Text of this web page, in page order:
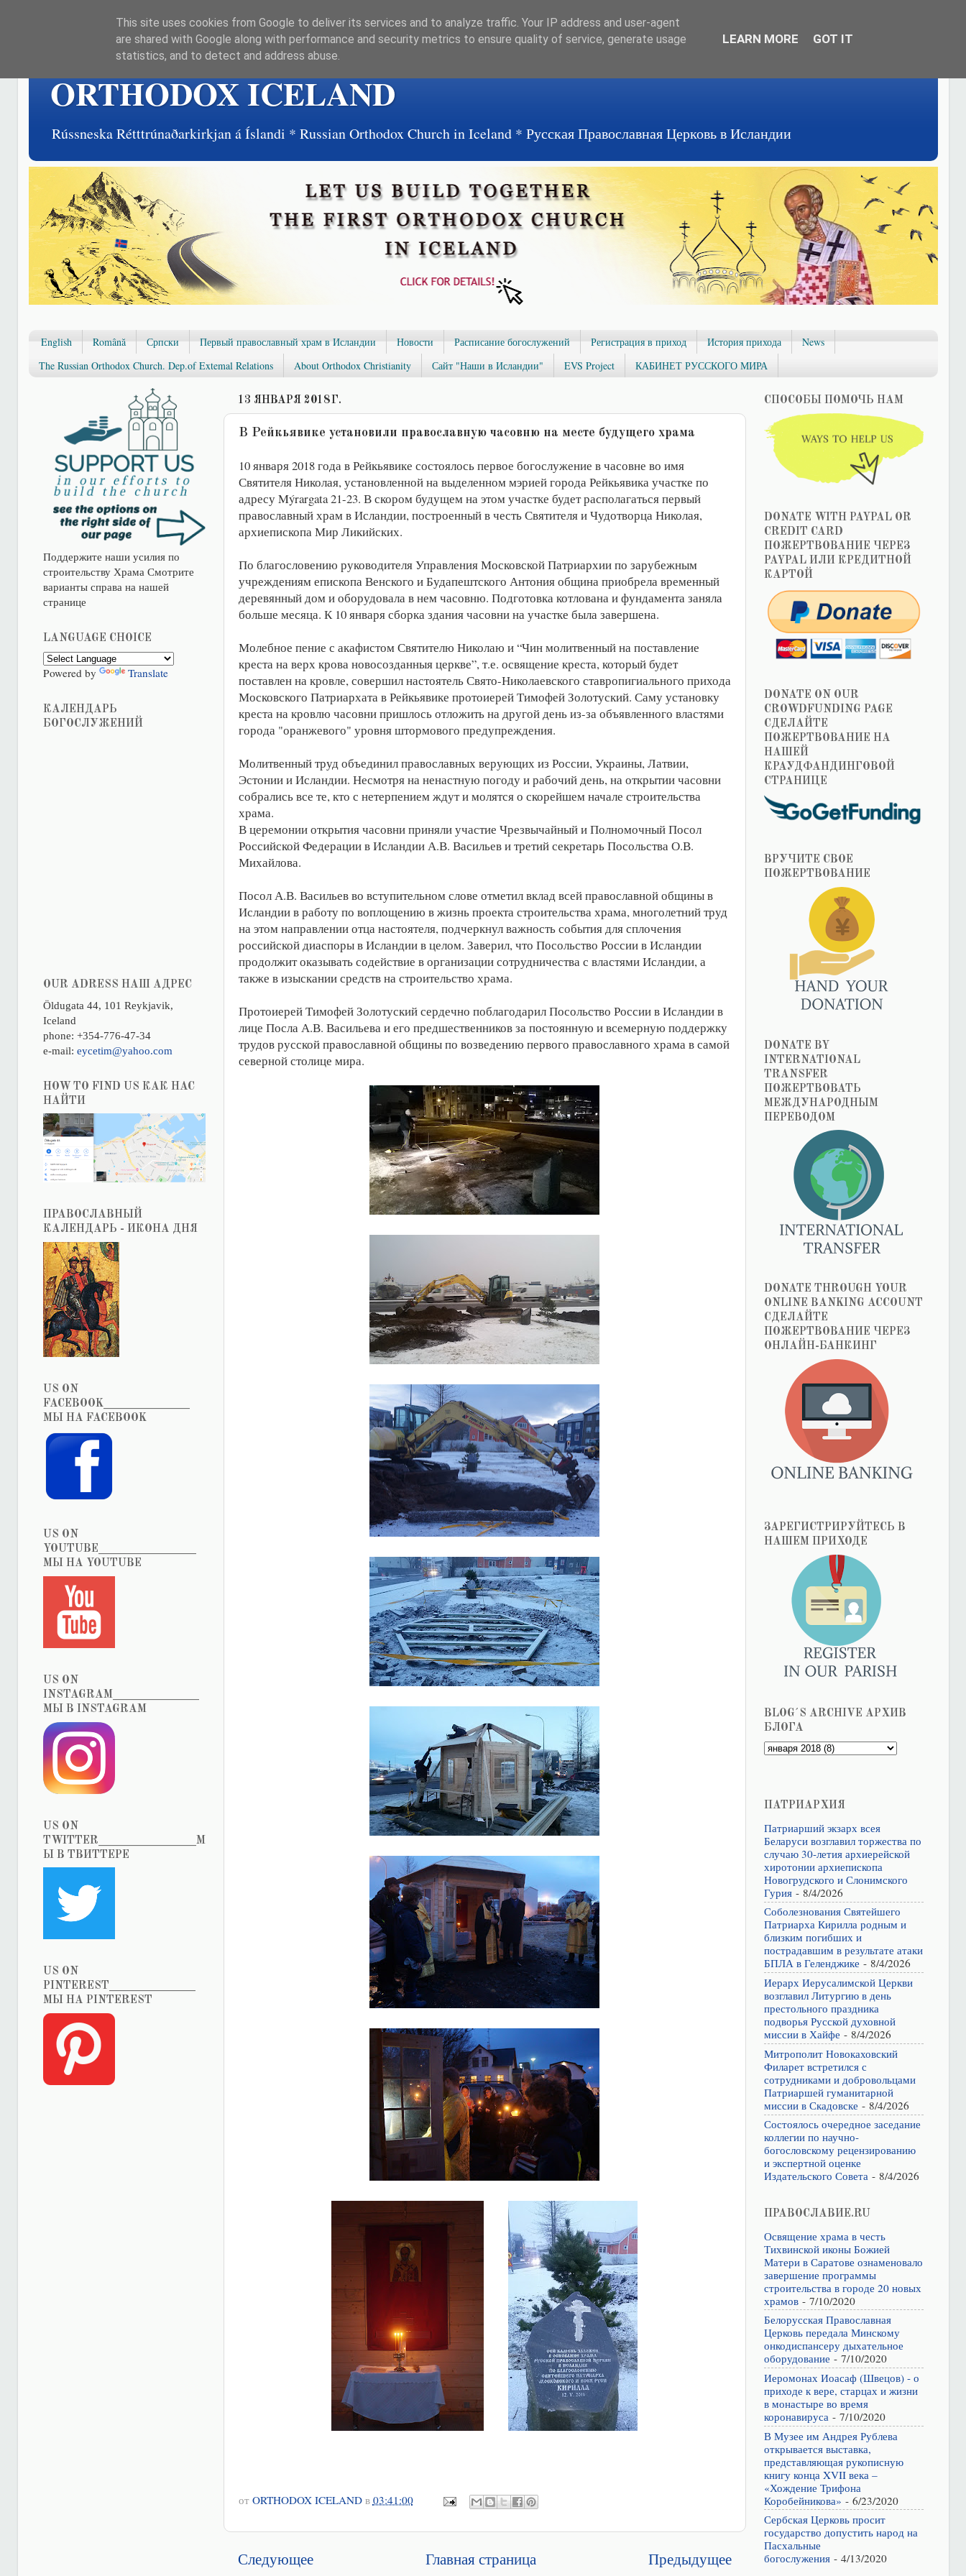
ORTHODOX ICELAND
Rússneska Rétttrúnaðarkirkjan á Íslandi * Russian Orthodox Church in Iceland * Русская Православная Церковь в Исландии
English Română Српски Первый православный храм в Исландии Новости Расписание богослужений Регистрация в приход История прихода
News
The Russian Orthodox Church. Dep.of Extemal Relations
About Orthodox Christianity Сайт "Наши в Исландии" EVS Project КАБИНЕТ РУССКОГО МИРА
13 ЯНВАРЯ 2018 Г.
В Рейкьявике установили православную часовню на месте будущего храма
10 января 2018 года в Рейкьявике состоялось первое богослужение в часовне во имя
Святителя Николая, установленной на выделенном мэрией города Рейкьявика участке по
адресу Mýrargata 21-23. В скором будущем на этом участке будет располагаться первый
православный храм в Исландии, построенный в честь Святителя и Чудотворца Николая,
архиепископа Мир Ликийских.
По благословению руководителя Управления Московской Патриархии по зарубежным
учреждениям епископа Венского и Будапештского Антония община приобрела временный
деревянный дом и оборудовала в нем часовню. Подготовка котлована и фундамента заняла
больше месяца. К 10 января сборка здания часовни на участке была завершена.
Молебное пение с акафистом Святителю Николаю и “Чин молитвенный на поставление
креста на верх крова новосозданныя церкве”, т.е. освящение креста, который будет
поставлен на кровле, совершил настоятель Свято-Николаевского ставропигиального прихода
Московского Патриархата в Рейкьявике протоиерей Тимофей Золотуский. Саму установку
креста на кровлю часовни пришлось отложить на другой день из-за объявленного властями
города "оранжевого" уровня штормового предупреждения.
Молитвенный труд объединил православных верующих из России, Украины, Латвии,
Эстонии и Исландии. Несмотря на ненастную погоду и рабочий день, на открытии часовни
собрались все те, кто с нетерпением ждут и молятся о скорейшем начале строительства
храма.
В церемонии открытия часовни приняли участие Чрезвычайный и Полномочный Посол
Российской Федерации в Исландии А.В. Васильев и третий секретарь Посольства О.В.
Михайлова.
Посол А.В. Васильев во вступительном слове отметил вклад всей православной общины в
Исландии в работу по воплощению в жизнь проекта строительства храма, многолетний труд
на этом направлении отца настоятеля, подчеркнул важность события для сплочения
российской диаспоры в Исландии в целом. Заверил, что Посольство России в Исландии
продолжит оказывать содействие в организации сотрудничества с властями Исландии, а
также в изыскании средств на строительство храма.
Протоиерей Тимофей Золотуский сердечно поблагодарил Посольство России в Исландии в
лице Посла А.В. Васильева и его предшественников за постоянную и всемерную поддержку
трудов русской православной общины по возведению первого православного храма в самой
северной столице мира.
от ORTHODOX ICELAND в 03:41:00
Следующее Предыдущее
Главная страница
Поддержите наши усилия по
строительству Храма Смотрите
варианты справа на нашей
странице
LANGUAGE CHOICE
Powered by Translate
КАЛЕНДАРЬ
БОГОСЛУЖЕНИЙ
OUR ADRESS НАШ АДРЕС
Öldugata 44, 101 Reykjavik,
Iceland
phone: +354-776-47-34
e-mail: eycetim@yahoo.com
HOW TO FIND US КАК НАС
НАЙТИ
ПРАВОСЛАВНЫЙ
КАЛЕНДАРЬ - ИКОНА ДНЯ
US ON
FACEBOOK_______________
МЫ НА FACEBOOK
US ON
YOUTUBE_________________
МЫ НА YOUTUBE
US ON
INSTAGRAM_______________
МЫ В INSTAGRAM
US ON
TWITTER_________________М
Ы В ТВИТТЕРЕ
US ON
PINTEREST_______________
МЫ НА PINTEREST
СПОСОБЫ ПОМОЧЬ НАМ
DONATE WITH PAYPAL OR
CREDIT CARD
ПОЖЕРТВОВАНИЕ ЧЕРЕЗ
PAYPAL ИЛИ КРЕДИТНОЙ
КАРТОЙ
DONATE ON OUR
CROWDFUNDING PAGE
СДЕЛАЙТЕ
ПОЖЕРТВОВАНИЕ НА
НАШЕЙ
КРАУДФАНДИНГОВОЙ
СТРАНИЦЕ
ВРУЧИТЕ СВОЕ
ПОЖЕРТВОВАНИЕ
DONATE BY
INTERNATIONAL
TRANSFER
ПОЖЕРТВОВАТЬ
МЕЖДУНАРОДНЫМ
ПЕРЕВОДОМ
DONATE THROUGH YOUR
ONLINE BANKING ACCOUNT
СДЕЛАЙТЕ
ПОЖЕРТВОВАНИЕ ЧЕРЕЗ
ОНЛАЙН-БАНКИНГ
ЗАРЕГИСТРИРУЙТЕСЬ В
НАШЕМ ПРИХОДЕ
BLOG´S ARCHIVE АРХИВ
БЛОГА
ПАТРИАРХИЯ
Патриарший экзарх всея
Беларуси возглавил торжества по
случаю 30-летия архиерейской
хиротонии архиепископа
Новогрудского и Слонимского
Гурия- 8/4/2026
Соболезнования Святейшего
Патриарха Кирилла родным и
близким погибших и
пострадавшим в результате атаки
БПЛА в Геленджике - 8/4/2026
Иерарх Иерусалимской Церкви
возглавил Литургию в день
престольного праздника
подворья Русской духовной
миссии в Хайфе - 8/4/2026
Митрополит Новокаховский
Филарет встретился с
сотрудниками и добровольцами
Патриаршей гуманитарной
миссии в Скадовске - 8/4/2026
Состоялось очередное заседание
коллегии по научно-
богословскому рецензированию
и экспертной оценке
Издательского Совета- 8/4/2026
ПРАВОСЛАВИЕ.RU
Освящение храма в честь
Тихвинской иконы Божией
Матери в Саратове ознаменовало
завершение программы
строительства в городе 20 новых
храмов- 7/10/2020
Белорусская Православная
Церковь передала Минскому
онкодиспансеру дыхательное
оборудование - 7/10/2020
Иеромонах Иоасаф (Швецов) - о
приходе к вере, старцах и жизни
в монастыре во время
коронавируса - 7/10/2020
В Музее им Андрея Рублева
открывается выставка,
представляющая рукописную
книгу конца XVII века –
«Хождение Трифона
Коробейникова» - 6/23/2020
Сербская Церковь просит
государство допустить народ на
Пасхальные
богослужения- 4/13/2020
This site uses cookies from Google to deliver its services and to analyze traffic. Your IP address and user-agent
are shared with Google along with performance and security metrics to ensure quality of service, generate usage
statistics, and to detect and address abuse.
LEARN MORE GOT IT